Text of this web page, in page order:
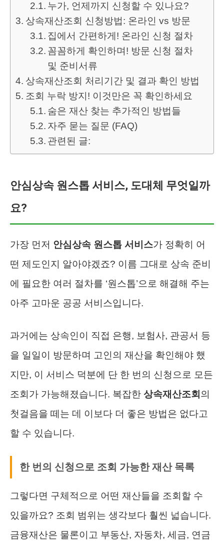
누가, 언제까지 신청할 수 있나요?
상속재산조회 신청방법: 온라인 vs 방문
집에서 간편하게! 온라인 신청 절차
꼼꼼하게 확인하며! 방문 신청 절차
및 준비서류
상속재산조회 처리기간 및 결과 확인 방법
조회 누락 방지! 이것만은 꼭 확인하세요
숨은 재산 찾는 추가적인 방법들
자주 묻는 질문 (FAQ)
관련된 글:
안심상속 원스톱 서비스, 도대체 무엇일까
요?
가장 먼저 안심상속 원스톱 서비스가 정확히 어
떤 제도인지 알아야겠죠? 이름 그대로 상속 준비
에 필요한 여러 절차를 ‘원스톱’으로 해결해 주는
아주 고마운 공공 서비스입니다.
과거에는 상속인이 직접 은행, 보험사, 관공서 등
을 일일이 방문하며 고인의 재산을 확인해야 했
지만, 이 서비스 덕분에 단 한 번의 신청으로 모든
조회가 가능해졌습니다. 복잡한 상속재산조회 의
첫걸음을 떼는 데 이보다 더 좋은 방법은 없다고
할 수 있습니다.
한 번의 신청으로 조회 가능한 재산 목록
그렇다면 구체적으로 어떤 재산들을 조회할 수
있을까요? 조회 범위는 생각보다 훨씬 넓습니다.
금융재산은 물론이고 부동산, 자동차, 세금, 연금